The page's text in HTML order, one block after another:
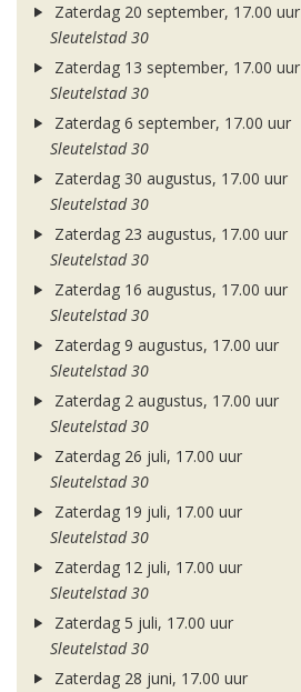
Zaterdag 20 september, 17.00 uur
Sleutelstad 30
Zaterdag 13 september, 17.00 uur
Sleutelstad 30
Zaterdag 6 september, 17.00 uur
Sleutelstad 30
Zaterdag 30 augustus, 17.00 uur
Sleutelstad 30
Zaterdag 23 augustus, 17.00 uur
Sleutelstad 30
Zaterdag 16 augustus, 17.00 uur
Sleutelstad 30
Zaterdag 9 augustus, 17.00 uur
Sleutelstad 30
Zaterdag 2 augustus, 17.00 uur
Sleutelstad 30
Zaterdag 26 juli, 17.00 uur
Sleutelstad 30
Zaterdag 19 juli, 17.00 uur
Sleutelstad 30
Zaterdag 12 juli, 17.00 uur
Sleutelstad 30
Zaterdag 5 juli, 17.00 uur
Sleutelstad 30
Zaterdag 28 juni, 17.00 uur